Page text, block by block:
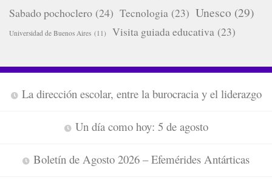
Sabado pochoclero (24) Tecnologia (23) Unesco (29)
Universidad de Buenos Aires (11) Visita guiada educativa (23)
La dirección escolar, entre la burocracia y el liderazgo
Un día como hoy: 5 de agosto
Boletín de Agosto 2026 – Efemérides Antárticas